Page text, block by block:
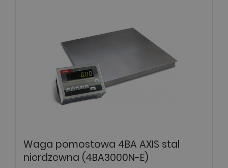
Waga pomostowa 4BA AXIS stal
nierdzewna (4BA3000N-E)